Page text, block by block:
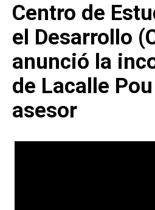
Centro de
el Desarrollo
anunció la
de Lacalle
asesor